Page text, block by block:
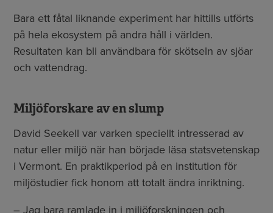
Bara ett fåtal liknande experiment har hittills utförts
på hela ekosystem på andra håll i världen.
Resultaten kan bli användbara för skötseln av sjöar
och vattendrag.
Miljöforskare av en slump
David Seekell var varken speciellt intresserad av
natur eller miljö när han började läsa statsvetenskap
i Vermont. En praktikperiod på en institution för
miljöstudier fick honom att totalt ändra inriktning.